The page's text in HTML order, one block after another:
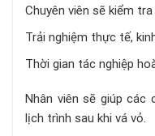
Chuyên viên sẽ kiểm tra
Trải nghiệm thực tế,
Thời gian tác nghiệp
Nhân viên sẽ giúp
lịch trình sau khi vá vỏ.